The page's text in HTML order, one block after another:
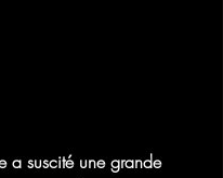
a suscité une grande